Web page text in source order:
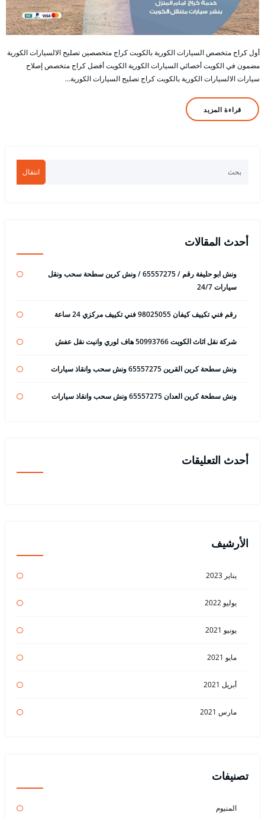
أول كراج متخصص السيارات الكورية بالكويت كراج متخصصين تصليح الالسيارات الكورية
مضمون في الكويت أخصائي السيارات الكورية الكويت أفضل كراج متخصص إصلاح
سيارات الالسيارات الكورية بالكويت كراج تصليح السيارات الكورية…
قراءة المزيد
انتقال
أحدث المقالات
ونش ابو حليفة رقم / 65557275 / ونش كرين سطحة سحب ونقل
سيارات 24/7
رقم فني تكييف كيفان 98025055 فني تكييف مركزي 24 ساعة
شركة نقل اثاث الكويت 50993766 هاف لوري وانيت نقل عفش
ونش سطحة كرين القرين 65557275 ونش سحب وانقاذ سيارات
ونش سطحة كرين العدان 65557275 ونش سحب وانقاذ سيارات
أحدث التعليقات
الأرشيف
يناير 2023
يوليو 2022
يونيو 2021
مايو 2021
أبريل 2021
مارس 2021
تصنيفات
المنيوم